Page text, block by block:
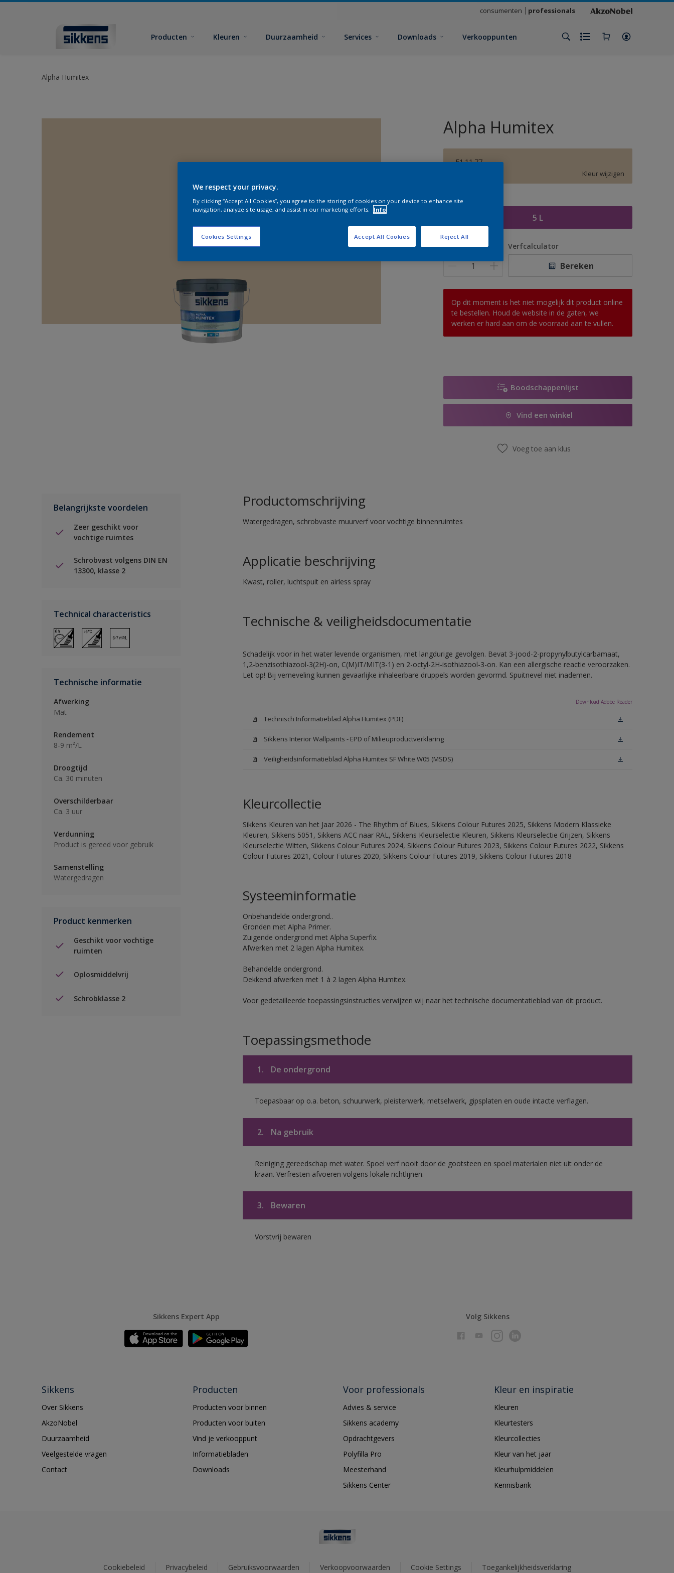
consumenten professionals
Producten Kleuren Duurzaamheid Services Downloads Verkooppunten
Alpha Humitex
Alpha Humitex
F1.11.77
Kleur wijzigen
Grootte
5 L
Aantal Verfcalculator
Bereken
Op dit moment is het niet mogelijk dit product online
te bestellen. Houd de website in de gaten, we
werken er hard aan om de voorraad aan te vullen.
Boodschappenlijst
Vind een winkel
Voeg toe aan klus
Belangrijkste voordelen
Zeer geschikt voor
vochtige ruimtes
Schrobvast volgens DIN EN
13300, klasse 2
Technical characteristics
Technische informatie
Afwerking
Mat
Rendement
8-9 m²/L
Droogtijd
Ca. 30 minuten
Overschilderbaar
Ca. 3 uur
Verdunning
Product is gereed voor gebruik
Samenstelling
Watergedragen
Product kenmerken
Geschikt voor vochtige
ruimten
Oplosmiddelvrij
Schrobklasse 2
Productomschrijving
Watergedragen, schrobvaste muurverf voor vochtige binnenruimtes
Applicatie beschrijving
Kwast, roller, luchtspuit en airless spray
Technische & veiligheidsdocumentatie
Schadelijk voor in het water levende organismen, met langdurige gevolgen. Bevat 3-jood-2-propynylbutylcarbamaat,
1,2-benzisothiazool-3(2H)-on, C(M)IT/MIT(3-1) en 2-octyl-2H-isothiazool-3-on. Kan een allergische reactie veroorzaken.
Let op! Bij verneveling kunnen gevaarlijke inhaleerbare druppels worden gevormd. Spuitnevel niet inademen.
Download Adobe Reader
Technisch Informatieblad Alpha Humitex (PDF)
Sikkens Interior Wallpaints - EPD of Milieuproductverklaring
Veiligheidsinformatieblad Alpha Humitex SF White W05 (MSDS)
Kleurcollectie
Sikkens Kleuren van het Jaar 2026 - The Rhythm of Blues, Sikkens Colour Futures 2025, Sikkens Modern Klassieke
Kleuren, Sikkens 5051, Sikkens ACC naar RAL, Sikkens Kleurselectie Kleuren, Sikkens Kleurselectie Grijzen, Sikkens
Kleurselectie Witten, Sikkens Colour Futures 2024, Sikkens Colour Futures 2023, Sikkens Colour Futures 2022, Sikkens
Colour Futures 2021, Colour Futures 2020, Sikkens Colour Futures 2019, Sikkens Colour Futures 2018
Systeeminformatie
Onbehandelde ondergrond..
Gronden met Alpha Primer.
Zuigende ondergrond met Alpha Superfix.
Afwerken met 2 lagen Alpha Humitex.
Behandelde ondergrond.
Dekkend afwerken met 1 à 2 lagen Alpha Humitex.
Voor gedetailleerde toepassingsinstructies verwijzen wij naar het technische documentatieblad van dit product.
Toepassingsmethode
1. De ondergrond
Toepasbaar op o.a. beton, schuurwerk, pleisterwerk, metselwerk, gipsplaten en oude intacte verflagen.
2. Na gebruik
Reiniging gereedschap met water. Spoel verf nooit door de gootsteen en spoel materialen niet uit onder de
kraan. Verfresten afvoeren volgens lokale richtlijnen.
3. Bewaren
Vorstvrij bewaren
Sikkens Expert App Volg Sikkens
Sikkens
Over Sikkens
AkzoNobel
Duurzaamheid
Veelgestelde vragen
Contact
Producten
Producten voor binnen
Producten voor buiten
Vind je verkooppunt
Informatiebladen
Downloads
Voor professionals
Advies & service
Sikkens academy
Opdrachtgevers
Polyfilla Pro
Meesterhand
Sikkens Center
Kleur en inspiratie
Kleuren
Kleurtesters
Kleurcollecties
Kleur van het jaar
Kleurhulpmiddelen
Kennisbank
Cookiebeleid Privacybeleid Gebruiksvoorwaarden Verkoopvoorwaarden Cookie Settings Toegankelijkheidsverklaring
We respect your privacy.
By clicking “Accept All Cookies”, you agree to the storing of cookies on your device to enhance site
navigation, analyze site usage, and assist in our marketing efforts.
Info
Cookies Settings Reject All
Accept All Cookies